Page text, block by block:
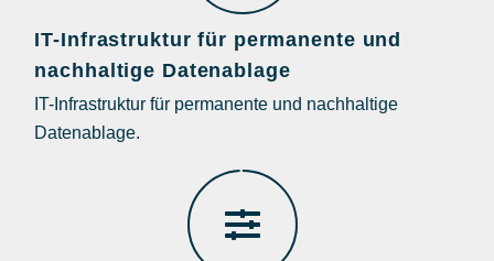
IT-Infrastruktur für permanente und
nachhaltige Datenablage
IT-Infrastruktur für permanente und nachhaltige
Datenablage.